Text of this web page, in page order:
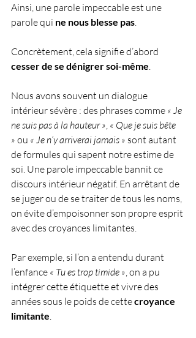
Ainsi, une parole impeccable est une
parole qui ne nous blesse pas.
Concrètement, cela signifie d’abord
cesser de se dénigrer soi-même.
Nous avons souvent un dialogue
intérieur sévère : des phrases comme « Je
ne suis pas à la hauteur », « Que je suis bête
» ou « Je n’y arriverai jamais » sont autant
de formules qui sapent notre estime de
soi. Une parole impeccable bannit ce
discours intérieur négatif. En arrêtant de
se juger ou de se traiter de tous les noms,
on évite d’empoisonner son propre esprit
avec des croyances limitantes.
Par exemple, si l’on a entendu durant
l’enfance « Tu es trop timide », on a pu
intégrer cette étiquette et vivre des
années sous le poids de cette croyance
limitante.